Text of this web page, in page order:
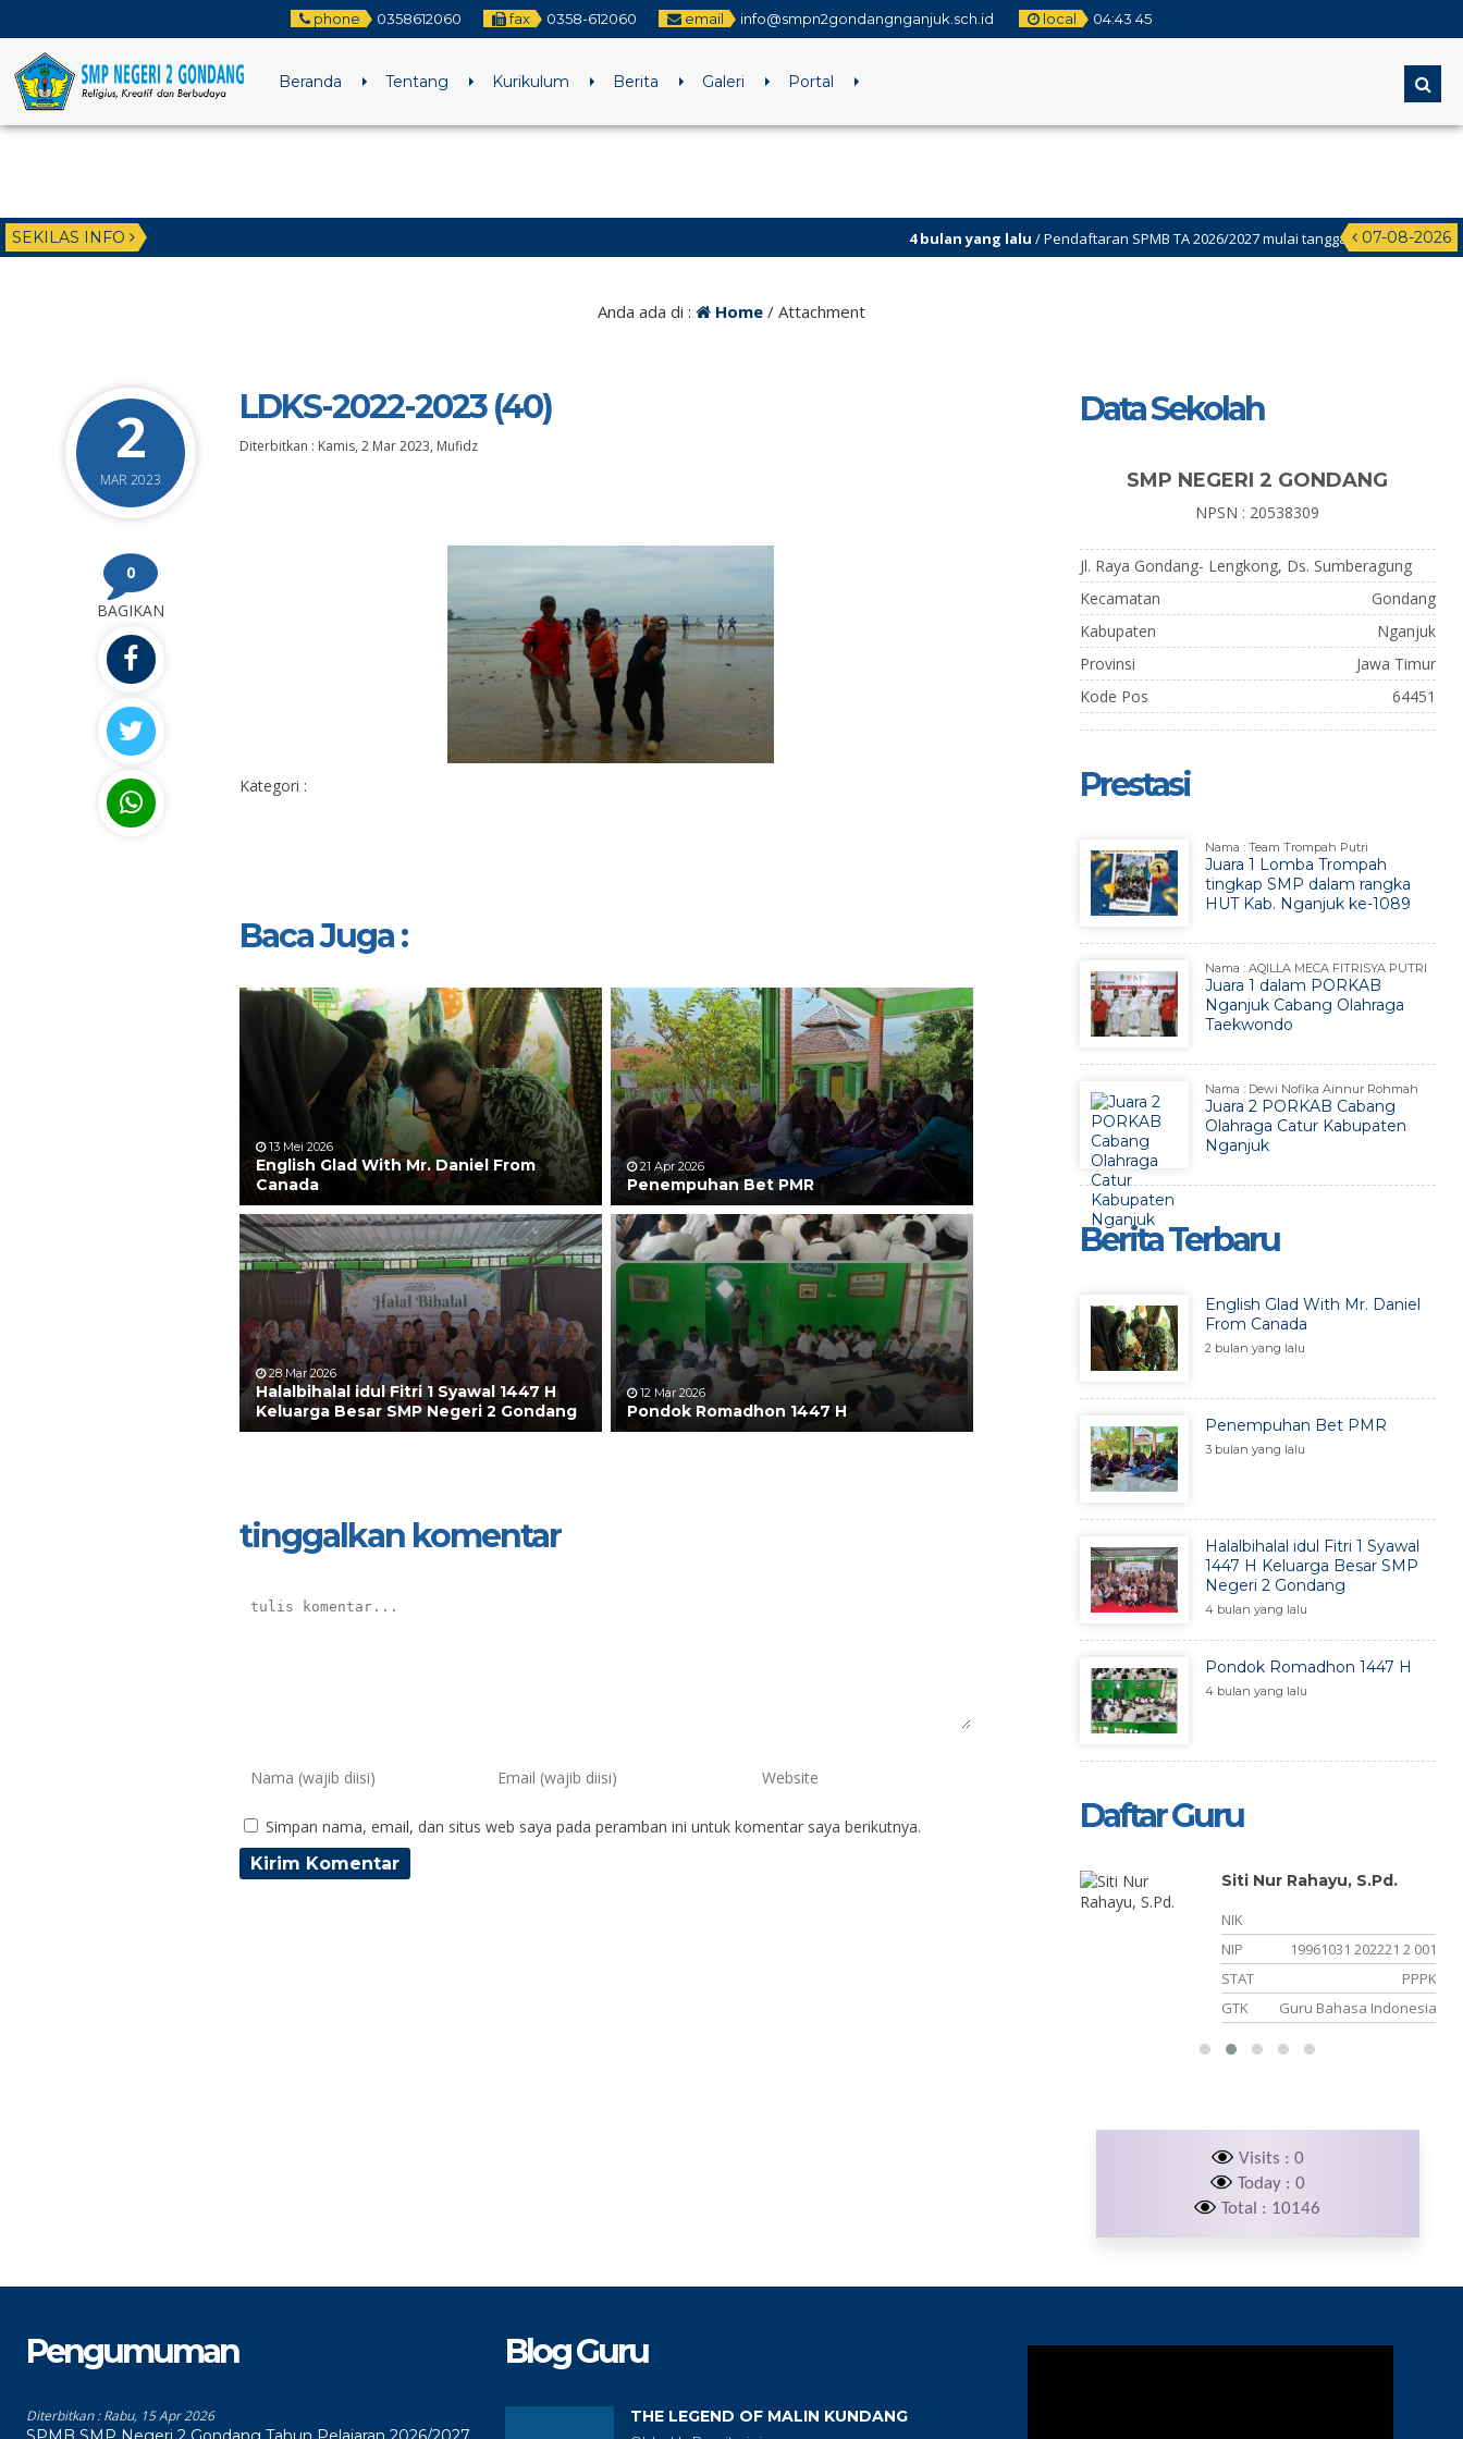
phone 0358612060 fax 0358-612060 email info@smpn2gondangnganjuk.sch.id local 04:43 46
Beranda Tentang Kurikulum Berita Galeri Portal
SEKILAS INFO 07-08-2026
4 bulan yang lalu/ Pendaftaran SPMB TA 2026/2027 mulai tanggal 2 Juni-22juni 2026
Anda ada di : Home / Attachment
2
MAR 2023
LDKS-2022-2023 (40)
Diterbitkan : Kamis, 2 Mar 2023, Mufidz
0
BAGIKAN
Kategori :
Baca Juga :
13 Mei 2026
English Glad With Mr. Daniel From
Canada
21 Apr 2026
Penempuhan Bet PMR
28 Mar 2026
Halalbihalal idul Fitri 1 Syawal 1447 H
Keluarga Besar SMP Negeri 2 Gondang
12 Mar 2026
Pondok Romadhon 1447 H
tinggalkan komentar
Simpan nama, email, dan situs web saya pada peramban ini untuk komentar saya berikutnya.
Data Sekolah
SMP NEGERI 2 GONDANG
NPSN : 20538309
Jl. Raya Gondang- Lengkong, Ds. Sumberagung
Kecamatan
Gondang
Kabupaten
Nganjuk
Provinsi
Jawa Timur
Kode Pos
64451
Prestasi
Nama : Team Trompah Putri
Juara 1 Lomba Trompah
tingkap SMP dalam rangka
HUT Kab. Nganjuk ke-1089
Nama : AQILLA MECA FITRISYA PUTRI
Juara 1 dalam PORKAB
Nganjuk Cabang Olahraga
Taekwondo
Nama : Dewi Nofika Ainnur Rohmah
Juara 2 PORKAB Cabang
Olahraga Catur Kabupaten
Nganjuk
Berita Terbaru
English Glad With Mr. Daniel
From Canada
2 bulan yang lalu
Penempuhan Bet PMR
3 bulan yang lalu
Halalbihalal idul Fitri 1 Syawal
1447 H Keluarga Besar SMP
Negeri 2 Gondang
4 bulan yang lalu
Pondok Romadhon 1447 H
4 bulan yang lalu
Daftar Guru
Ida Puspitorini, S.Pd.
Siti Nur Rahayu, S.Pd.
NIK
NIP
19961031 202221 2 001
STAT
PPPK
GTK
Guru Bahasa Indonesia
Visits : 0
Today : 0
Total : 10146
Pengumuman
Diterbitkan :Rabu, 15 Apr 2026
Blog Guru
THE LEGEND OF MALIN KUNDANG